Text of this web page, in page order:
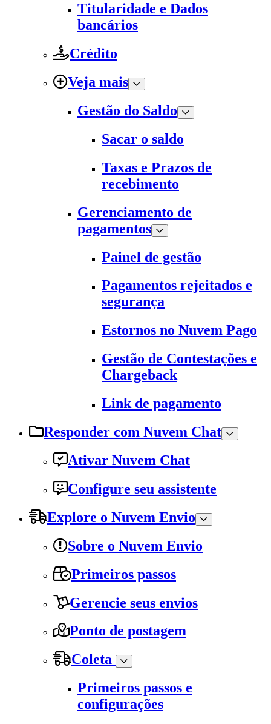
Titularidade e Dados
bancários
Crédito
Veja mais
Gestão do Saldo
Sacar o saldo
Taxas e Prazos de
recebimento
Gerenciamento de
pagamentos
Painel de gestão
Pagamentos rejeitados e
segurança
Estornos no Nuvem Pago
Gestão de Contestações e
Chargeback
Link de pagamento
Responder com Nuvem Chat
Ativar Nuvem Chat
Configure seu assistente
Explore o Nuvem Envio
Sobre o Nuvem Envio
Primeiros passos
Gerencie seus envios
Ponto de postagem
Coleta
Primeiros passos e
configurações